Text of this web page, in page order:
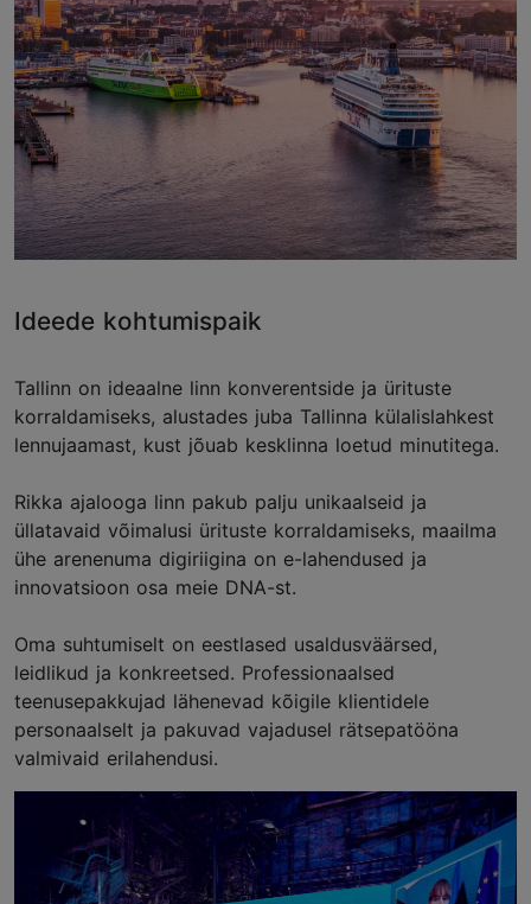
Ideede kohtumispaik
Tallinn on ideaalne linn konverentside ja ürituste
korraldamiseks, alustades juba Tallinna külalislahkest
lennujaamast, kust jõuab kesklinna loetud minutitega.
Rikka ajalooga linn pakub palju unikaalseid ja
üllatavaid võimalusi ürituste korraldamiseks, maailma
ühe arenenuma digiriigina on e-lahendused ja
innovatsioon osa meie DNA-st.
Oma suhtumiselt on eestlased usaldusväärsed,
leidlikud ja konkreetsed. Professionaalsed
teenusepakkujad lähenevad kõigile klientidele
personaalselt ja pakuvad vajadusel rätsepatööna
valmivaid erilahendusi.